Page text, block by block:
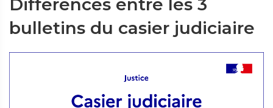
Différences entre les 3
bulletins du casier judiciaire